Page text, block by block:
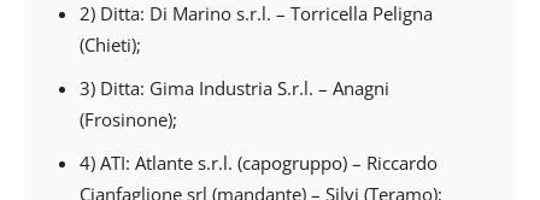
2) Ditta: Di Marino s.r.l. – Torricella Peligna
(Chieti);
3) Ditta: Gima Industria S.r.l. – Anagni
(Frosinone);
4) ATI: Atlante s.r.l. (capogruppo) – Riccardo
Cianfaglione srl (mandante) – Silvi (Teramo);